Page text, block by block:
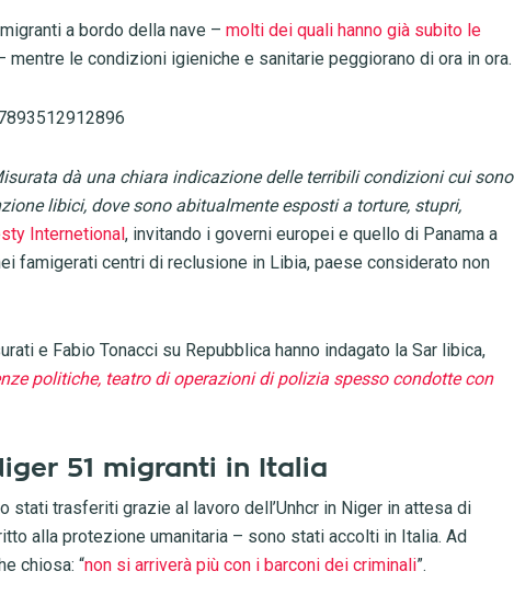
a bordo della nave – molti dei quali hanno già subito le
mentre le condizioni igieniche e sanitarie peggiorano di ora in ora.
dà una chiara indicazione delle terribili condizioni cui sono
libici, dove sono abitualmente esposti a torture, stupri,
Internetional, invitando i governi europei e quello di Panama a
famigerati centri di reclusione in Libia, paese considerato non
e Fabio Tonacci su Repubblica hanno indagato la Sar libica,
politiche, teatro di operazioni di polizia spesso condotte con
51 migranti in Italia
stati trasferiti grazie al lavoro dell’Unhcr in Niger in attesa di
alla protezione umanitaria – sono stati accolti in Italia. Ad
chiosa: “non si arriverà più con i barconi dei criminali”.